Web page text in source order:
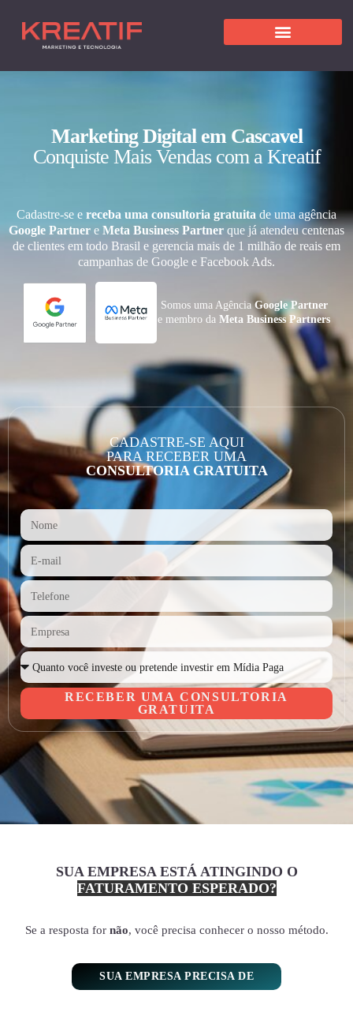
Marketing Digital em Cascavel
Conquiste Mais Vendas com a Kreatif
Cadastre-se e receba uma consultoria gratuita de uma agência
Google Partner e Meta Business Partner que já atendeu centenas
de clientes em todo Brasil e gerencia mais de 1 milhão de reais em
campanhas de Google e Facebook Ads.
Somos uma AgênciaGoogle Partner
e membro daMeta Business Partners
CADASTRE-SE AQUI
PARA RECEBER UMA
CONSULTORIA GRATUITA
RECEBER UMA CONSULTORIA
GRATUITA
SUA EMPRESA ESTÁ ATINGINDO O
FATURAMENTO ESPERADO?
Se a resposta for não, você precisa conhecer o nosso método.
SUA EMPRESA PRECISA DE